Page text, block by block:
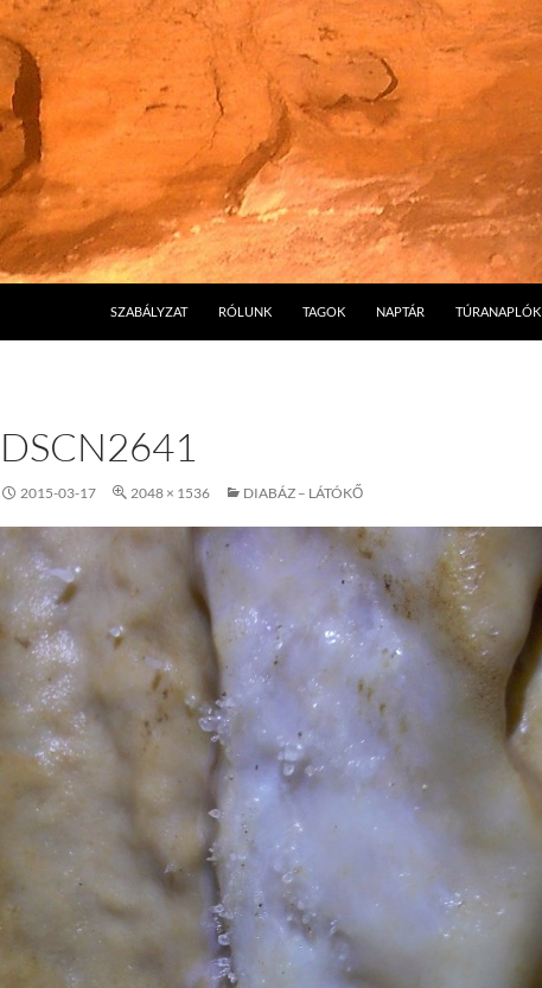
SZABÁLYZAT RÓLUNK TAGOK NAPTÁR TÚRANAPLÓK
DSCN2641
2015-03-17 2048 × 1536 DIABÁZ – LÁTÓKŐ